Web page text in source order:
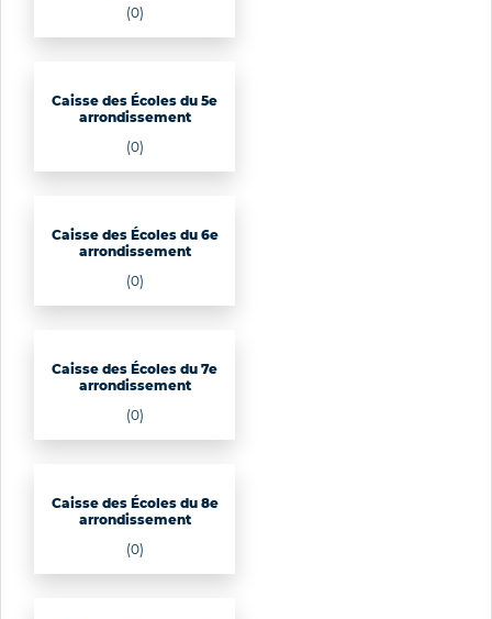
(0)
Caisse des Écoles du 5e
arrondissement
(0)
Caisse des Écoles du 6e
arrondissement
(0)
Caisse des Écoles du 7e
arrondissement
(0)
Caisse des Écoles du 8e
arrondissement
(0)